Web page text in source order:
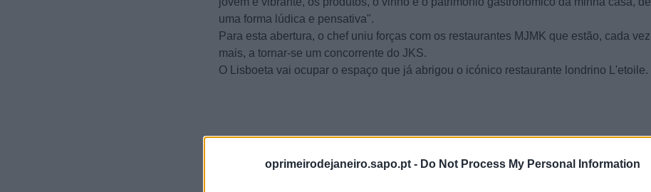
oprimeirodejaneiro.sapo.pt - Do Not Process My Personal Information
uma forma lúdica e pensativa".
Para esta abertura, o chef uniu forças com os restaurantes MJMK que estão, cada vez
mais, a tornar-se um concorrente do JKS.
O Lisboeta vai ocupar o espaço que já abrigou o icónico restaurante londrino L'etoile.